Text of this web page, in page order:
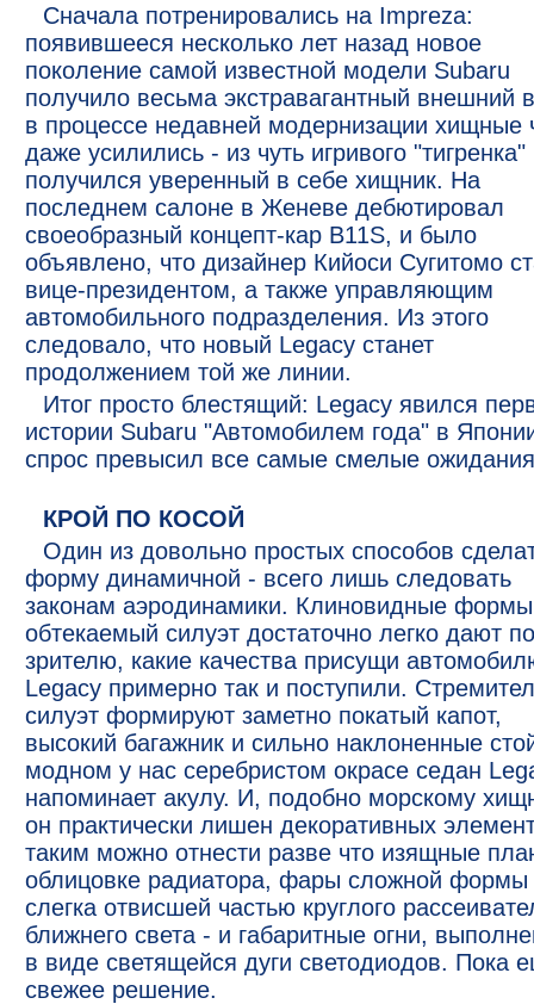
Сначала потренировались на Impreza:
появившееся несколько лет назад новое
поколение самой известной модели Subaru
получило весьма экстравагантный внешний
в процессе недавней модернизации хищные
даже усилились - из чуть игривого "тигренка"
получился уверенный в себе хищник. На
последнем салоне в Женеве дебютировал
своеобразный концепт-кар B11S, и было
объявлено, что дизайнер Кийоси Сугитомо
вице-президентом, а также управляющим
автомобильного подразделения. Из этого
следовало, что новый Legacy станет
продолжением той же линии.
Итог просто блестящий: Legacy явился
истории Subaru "Автомобилем года" в
спрос превысил все самые смелые
КРОЙ ПО КОСОЙ
Один из довольно простых способов
форму динамичной - всего лишь следовать
законам аэродинамики. Клиновидные
обтекаемый силуэт достаточно легко дают
зрителю, какие качества присущи
Legacy примерно так и поступили.
силуэт формируют заметно покатый капот,
высокий багажник и сильно наклоненные
модном у нас серебристом окрасе седан
напоминает акулу. И, подобно морскому
он практически лишен декоративных
таким можно отнести разве что изящные
облицовке радиатора, фары сложной формы
слегка отвисшей частью круглого
ближнего света - и габаритные огни,
в виде светящейся дуги светодиодов. Пока
свежее решение.